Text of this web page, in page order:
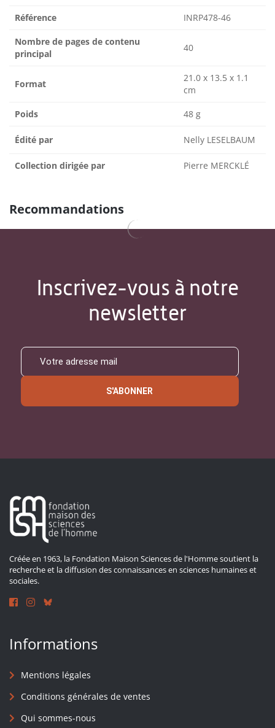
Référence INRP478-46
Nombre de pages de contenu
principal
40
Format
21.0 x 13.5 x 1.1
cm
Poids 48 g
Édité par Nelly LESELBAUM
Collection dirigée par Pierre MERCKLÉ
Recommandations
Inscrivez-vous à notre
newsletter
S'ABONNER
Créée en 1963, la Fondation Maison Sciences de l'Homme soutient la
recherche et la diffusion des connaissances en sciences humaines et
sociales.
Informations
Mentions légales
Conditions générales de ventes
Qui sommes-nous